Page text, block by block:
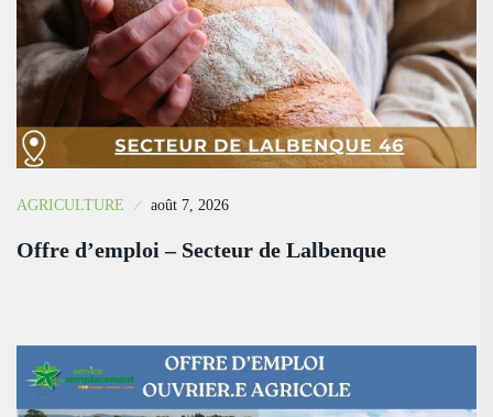
AGRICULTURE août 7, 2026
Offre d’emploi – Secteur de Lalbenque